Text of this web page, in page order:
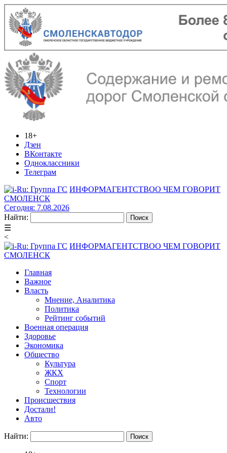
18+
Дзен
ВКонтакте
Одноклассники
Телеграм
ИНФОРМАГЕНТСТВОО ЧЕМ ГОВОРИТ
СМОЛЕНСК
Сегодня: 7.08.2026
Найти:
☰
<
ИНФОРМАГЕНТСТВОО ЧЕМ ГОВОРИТ
СМОЛЕНСК
Главная
Важное
Власть
Мнение, Аналитика
Политика
Рейтинг событий
Военная операция
Здоровье
Экономика
Общество
Культура
ЖКХ
Спорт
Технологии
Происшествия
Достали!
Авто
Найти: